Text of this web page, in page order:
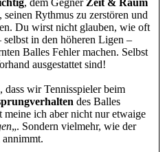
Rythmus zu zerstören und
Du wirst nicht glauben, wie oft
in den höheren Ligen –
Balles Fehler machen. Selbst
ausgestattet sind!
wir Tennisspieler beim
des Balles
ich aber nicht nur etwaige
„. Sondern vielmehr, wie der
annimmt.